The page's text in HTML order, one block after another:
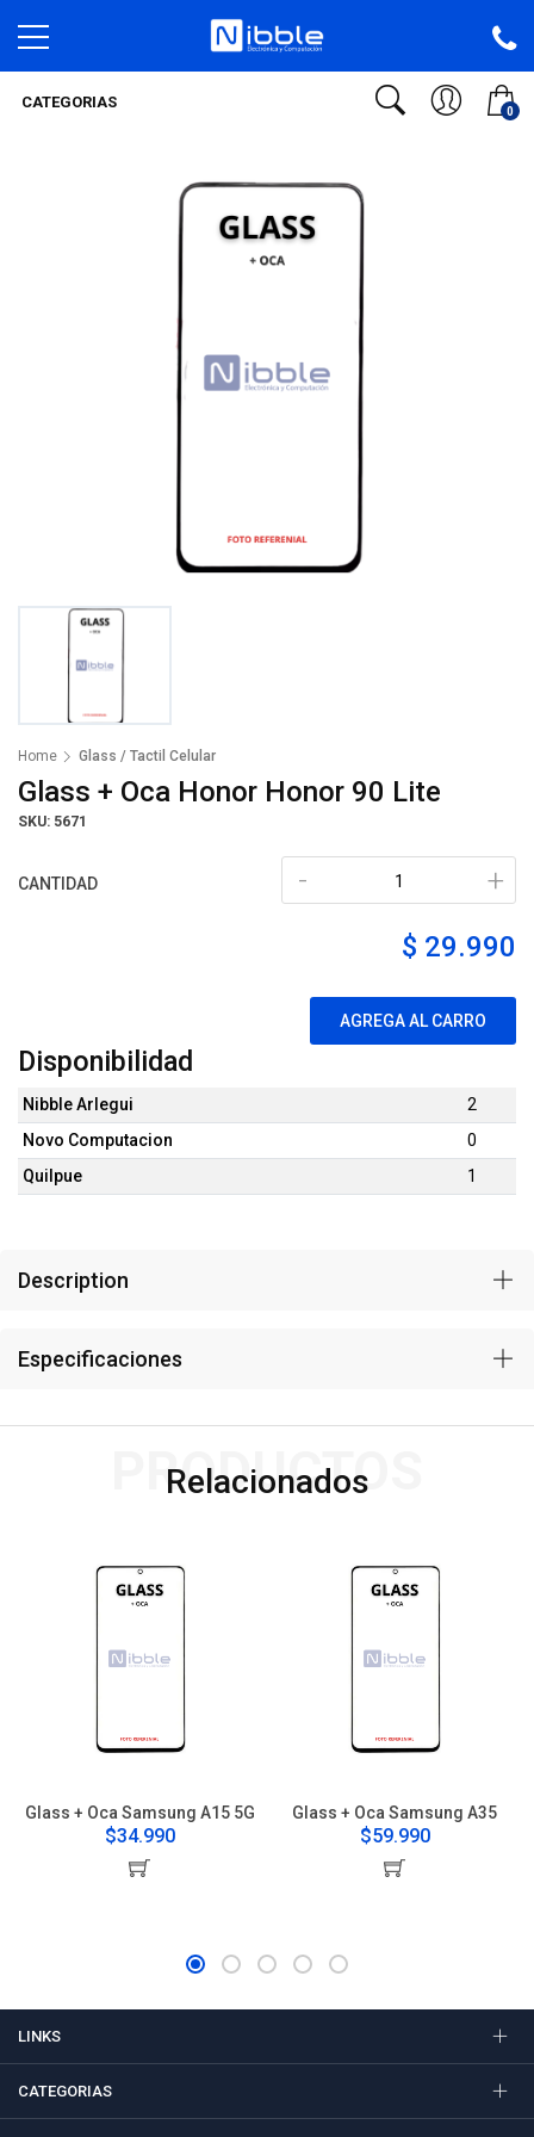
0
CATEGORIAS
Home Glass / Tactil Celular
Glass + Oca Honor Honor 90 Lite
SKU: 5671
CANTIDAD +
-
$ 29.990
AGREGA AL CARRO
Disponibilidad
Nibble Arlegui
2
Novo Computacion
0
Quilpue
1
Description
Especificaciones
Relacionados
PRODUCTOS
Glass + Oca Samsung A15 5G
$34.990
Glass + Oca Samsung A35
$59.990
LINKS
CATEGORIAS